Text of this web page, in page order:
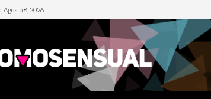
Agosto 8, 2026